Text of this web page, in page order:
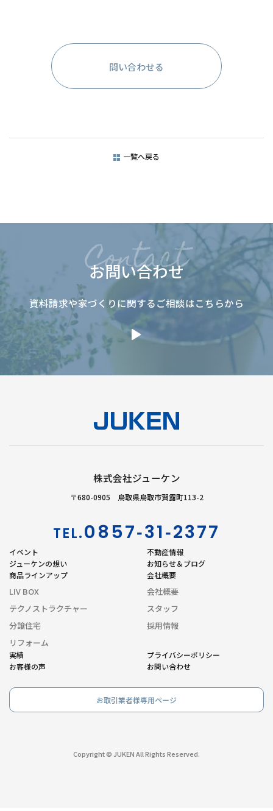
問い合わせる
一覧へ戻る
お問い合わせ
資料請求や家づくりに関するご相談はこちらから
株式会社ジューケン
〒680-0905 鳥取県鳥取市賀露町113-2
TEL.0857‐31‐2377
イベント
不動産情報
ジューケンの想い
お知らせ＆ブログ
商品ラインアップ
LIV BOX
テクノストラクチャー
分譲住宅
リフォーム
会社概要
会社概要
スタッフ
採用情報
実績
プライバシーポリシー
お客様の声
お問い合わせ
お取引業者様専用ページ
Copyright © JUKEN All Rights Reserved.